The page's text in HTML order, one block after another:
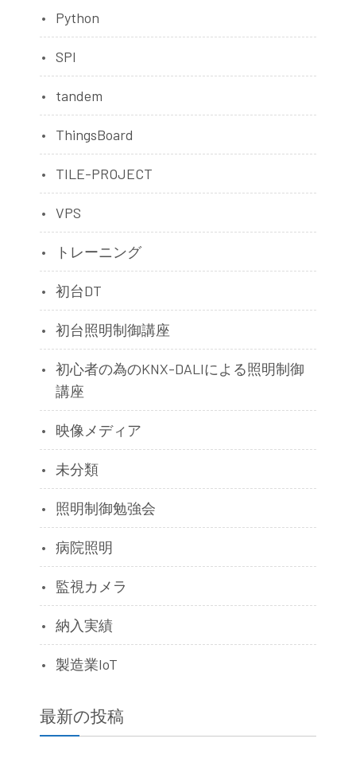
Python
SPI
tandem
ThingsBoard
TILE-PROJECT
VPS
トレーニング
初台DT
初台照明制御講座
初心者の為のKNX-DALIによる照明制御
講座
映像メディア
未分類
照明制御勉強会
病院照明
監視カメラ
納入実績
製造業IoT
最新の投稿